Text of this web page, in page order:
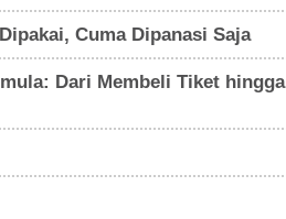
Cuma Dipanasi Saja
Dari Membeli Tiket hingga